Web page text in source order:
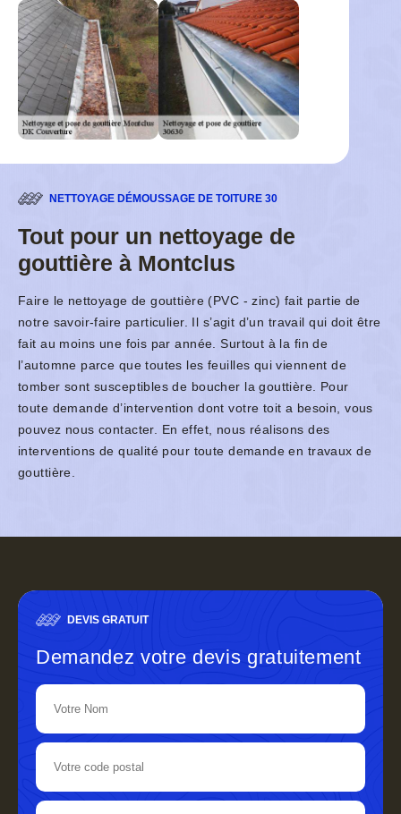
NETTOYAGE DÉMOUSSAGE DE TOITURE 30
Tout pour un nettoyage de
gouttière à Montclus
Faire le nettoyage de gouttière (PVC - zinc) fait partie de
notre savoir-faire particulier. Il s’agit d’un travail qui doit être
fait au moins une fois par année. Surtout à la fin de
l’automne parce que toutes les feuilles qui viennent de
tomber sont susceptibles de boucher la gouttière. Pour
toute demande d’intervention dont votre toit a besoin, vous
pouvez nous contacter. En effet, nous réalisons des
interventions de qualité pour toute demande en travaux de
gouttière.
DEVIS GRATUIT
Demandez votre devis gratuitement